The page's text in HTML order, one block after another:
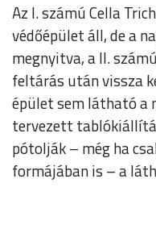
Az I. számú Cella
védőépület áll, de a
megnyitva, a II.
feltárás után vissza
épület sem látható a
tervezett
pótolják – még ha
formájában is – a